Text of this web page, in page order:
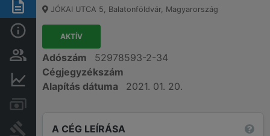
Összegzés
Alap információk
Személyek és tulajdonjog
Pénzügyi információk
Bírósági eljárások
JÓKAI UTCA 5, Balatonföldvár, Magyarország
AKTÍV
Adószám
52978593-2-34
Cégjegyzékszám
Alapítás dátuma
2021. 01. 20.
A CÉG LEÍRÁSA